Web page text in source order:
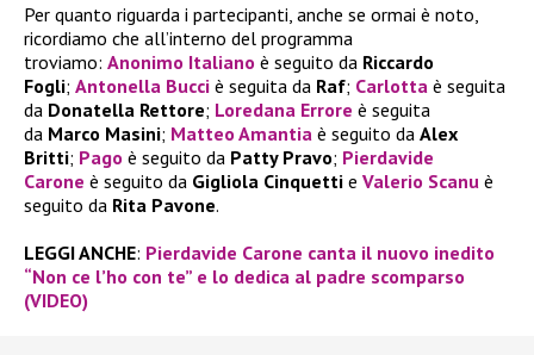
Per quanto riguarda i partecipanti, anche se ormai è noto,
ricordiamo che all’interno del programma
troviamo: Anonimo Italiano è seguito da Riccardo
Fogli; Antonella Bucci è seguita da Raf; Carlotta è seguita
da Donatella Rettore; Loredana Errore è seguita
da Marco Masini; Matteo Amantia è seguito da Alex
Britti; Pago è seguito da Patty Pravo; Pierdavide
Carone è seguito da Gigliola Cinquetti e Valerio Scanu è
seguito da Rita Pavone.
LEGGI ANCHE: Pierdavide Carone canta il nuovo inedito
“Non ce l’ho con te” e lo dedica al padre scomparso
(VIDEO)